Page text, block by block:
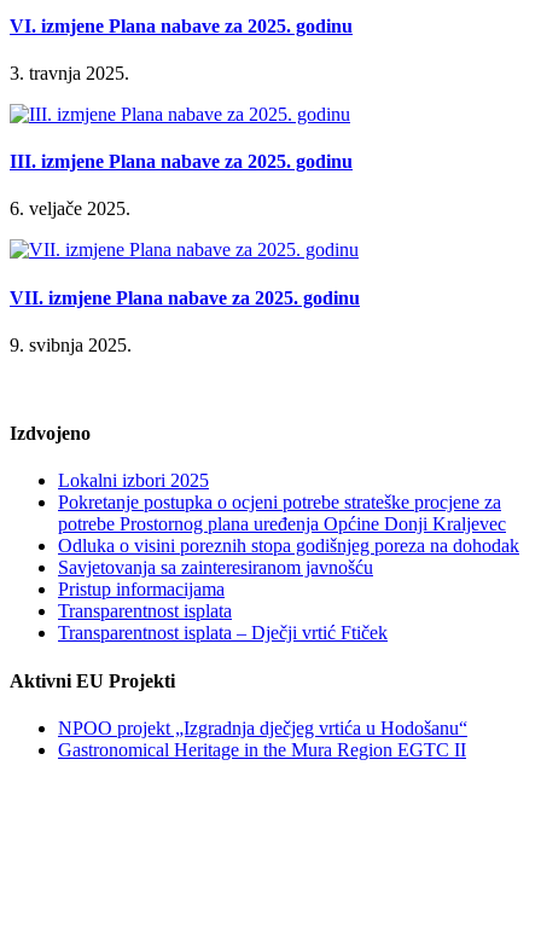
VI. izmjene Plana nabave za 2025. godinu
3. travnja 2025.
III. izmjene Plana nabave za 2025. godinu
6. veljače 2025.
VII. izmjene Plana nabave za 2025. godinu
9. svibnja 2025.
Izdvojeno
Lokalni izbori 2025
Pokretanje postupka o ocjeni potrebe strateške procjene za
potrebe Prostornog plana uređenja Općine Donji Kraljevec
Odluka o visini poreznih stopa godišnjeg poreza na dohodak
Savjetovanja sa zainteresiranom javnošću
Pristup informacijama
Transparentnost isplata
Transparentnost isplata – Dječji vrtić Ftiček
Aktivni EU Projekti
NPOO projekt „Izgradnja dječjeg vrtića u Hodošanu“
Gastronomical Heritage in the Mura Region EGTC II